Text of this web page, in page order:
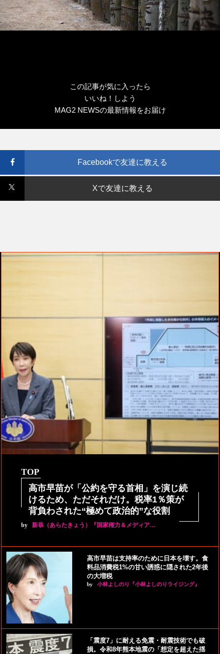
この記事が気に入ったら
いいね！しよう
MAG2 NEWSの最新情報をお届け
Facebookで友達に教える
Xで友達に教える
TOP
高市早苗が「公約を守る首相」を演じ続
けるため、ただそれだけ。税率1％策が
背負わされた“極めて政治的”な役割
by 新恭（あらたきょう）『国家権力＆メディア…
高市早苗は支持率のために日本を壊す。食
料品消費税1%の甘い誘惑に隠された2年後
の大増税
by 小林よしのり『小林よしのりライジング』
「震度7」に耐える免震・耐震技術でも破
損。令和8年熊本地震の「想定を超えた揺